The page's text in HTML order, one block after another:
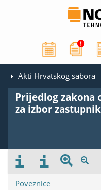
Akti Hrvatskog sabora
Prijedlog zakona
za izbor
Poveznice